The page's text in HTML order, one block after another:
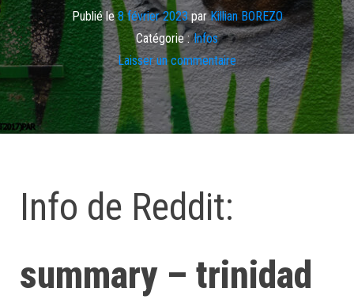
Publié le8 février 2023parKillian BOREZO
Catégorie : Infos
Laisser un commentaire
Info de Reddit:
summary – trinidad